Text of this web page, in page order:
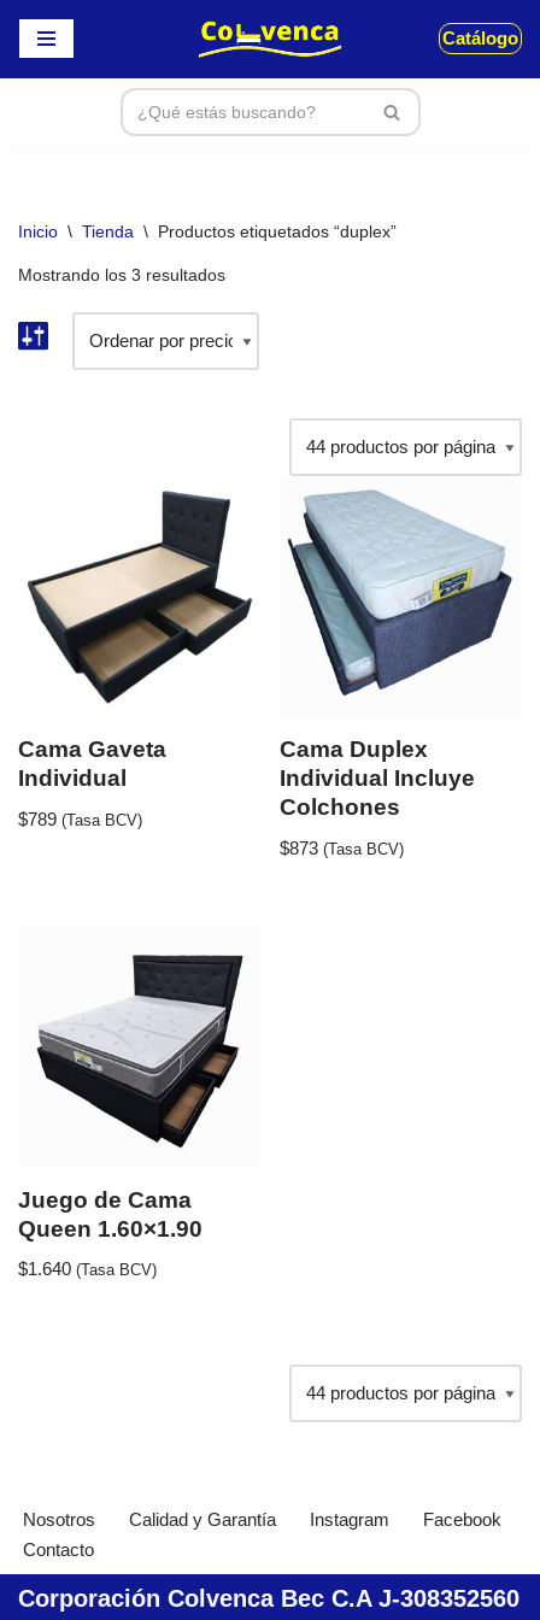
Saltar
Catálogo
Inicio \ Tienda \ Productos etiquetados “duplex”
Mostrando los 3 resultados
Cama Gaveta
Individual
$789 (Tasa BCV)
Cama Duplex
Individual Incluye
Colchones
$873 (Tasa BCV)
Juego de Cama
Queen 1.60×1.90
$1.640 (Tasa BCV)
Nosotros Calidad y Garantía Instagram
Facebook
Contacto
Corporación Colvenca Bec C.A J-308352560